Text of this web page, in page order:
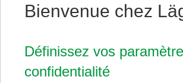
• Segments PCD Scrabber noir
• Inserts indexables en céramique
Disponible pour SINGLE.
Bienvenue chez
Définissez vos
confidentialité